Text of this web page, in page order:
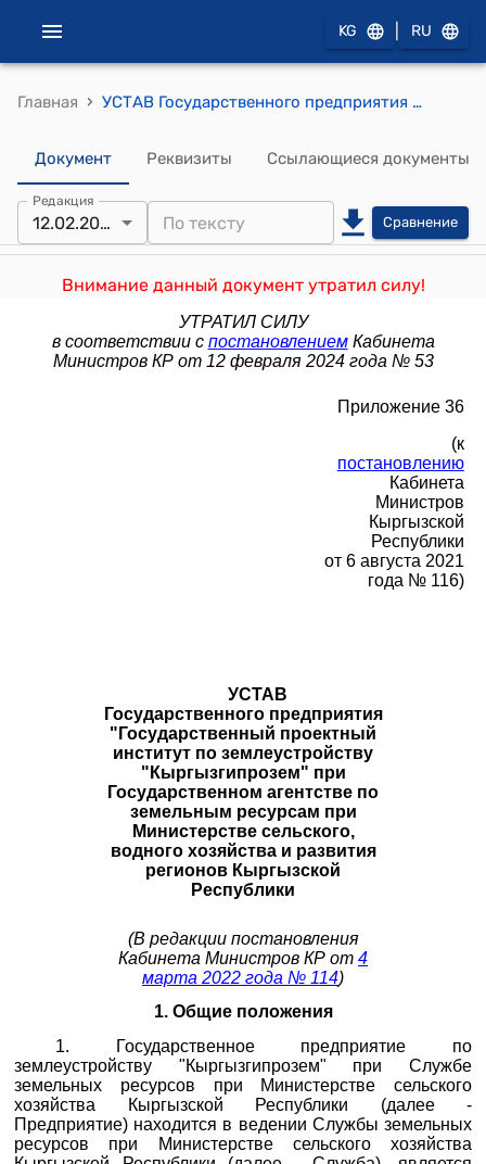
KG RU
Главная › УСТАВ Государственного предприятия "Государственный проектный институт по землеустройству "Кыргызгипрозем" при Государственном агентстве по земельным ресурсам при Министерстве сельского, водного хозяйства и развития регионов Кыргызской Республики (к постановлению Кабинета Министров КР от 6 августа 2021 года N 116)
Документ Реквизиты Ссылающиеся документы
Редакция
12.02.2024 Сравнение
Внимание данный документ утратил силу!